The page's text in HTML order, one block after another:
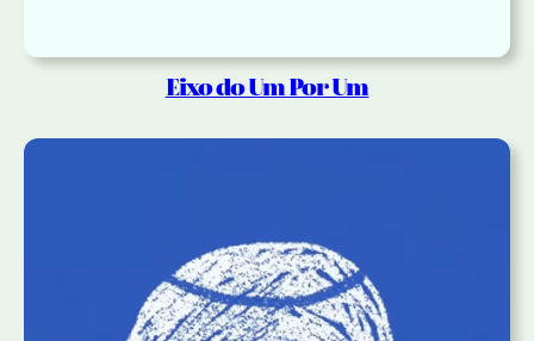
Eixo do Um Por Um